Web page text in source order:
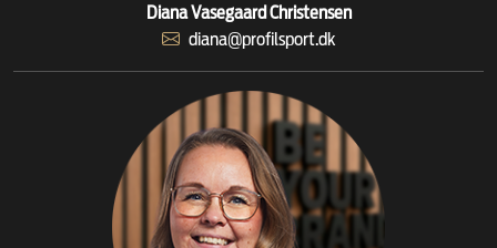
Diana Vasegaard Christensen
diana@profilsport.dk